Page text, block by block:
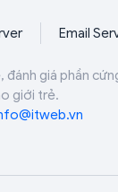
Email
giá phần
giới trẻ.